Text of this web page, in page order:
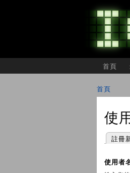
IGDSHARE
首頁
首頁
使
主要
註冊
(作用中頁
使用者